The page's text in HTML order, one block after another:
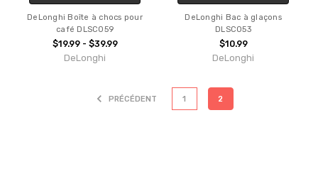
DeLonghi Boîte à chocs pour
café DLSC059
$19.99 - $39.99
DeLonghi
DeLonghi Bac à glaçons
DLSC053
$10.99
DeLonghi
PRÉCÉDENT 1 2